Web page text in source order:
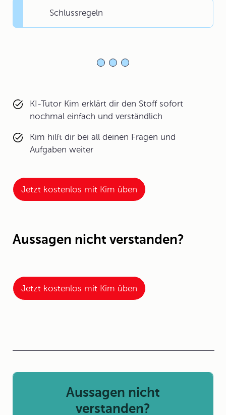
Schlussregeln
KI-Tutor Kim erklärt dir den Stoff sofort
nochmal einfach und verständlich
Kim hilft dir bei all deinen Fragen und
Aufgaben weiter
Jetzt kostenlos mit Kim üben
Aussagen nicht verstanden?
Jetzt kostenlos mit Kim üben
Aussagen nicht
verstanden?